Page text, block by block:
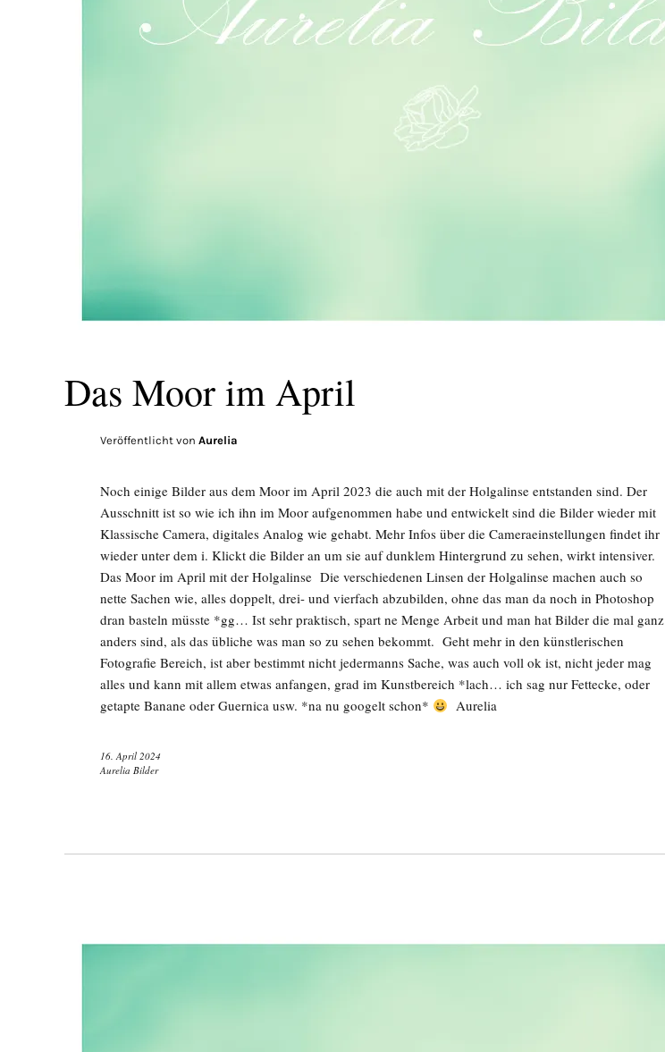
Das Moor im April
Veröffentlicht von Aurelia
Noch einige Bilder aus dem Moor im April 2023 die auch mit der Holgalinse entstanden sind. Der
Ausschnitt ist so wie ich ihn im Moor aufgenommen habe und entwickelt sind die Bilder wieder mit
Klassische Camera, digitales Analog wie gehabt. Mehr Infos über die Cameraeinstellungen findet ihr
wieder unter dem i. Klickt die Bilder an um sie auf dunklem Hintergrund zu sehen, wirkt intensiver.
Das Moor im April mit der Holgalinse Die verschiedenen Linsen der Holgalinse machen auch so
nette Sachen wie, alles doppelt, drei- und vierfach abzubilden, ohne das man da noch in Photoshop
dran basteln müsste *gg… Ist sehr praktisch, spart ne Menge Arbeit und man hat Bilder die mal ganz
anders sind, als das übliche was man so zu sehen bekommt. Geht mehr in den künstlerischen
Fotografie Bereich, ist aber bestimmt nicht jedermanns Sache, was auch voll ok ist, nicht jeder mag
alles und kann mit allem etwas anfangen, grad im Kunstbereich *lach… ich sag nur Fettecke, oder
getapte Banane oder Guernica usw. *na nu googelt schon*
Aurelia
16. April 2024
Aurelia Bilder